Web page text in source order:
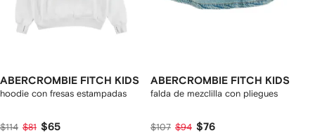
ABERCROMBIE FITCH KIDS
hoodie con fresas estampadas
$114 $81 $65
ABERCROMBIE FITCH KIDS
falda de mezclilla con pliegues
$107 $94 $76